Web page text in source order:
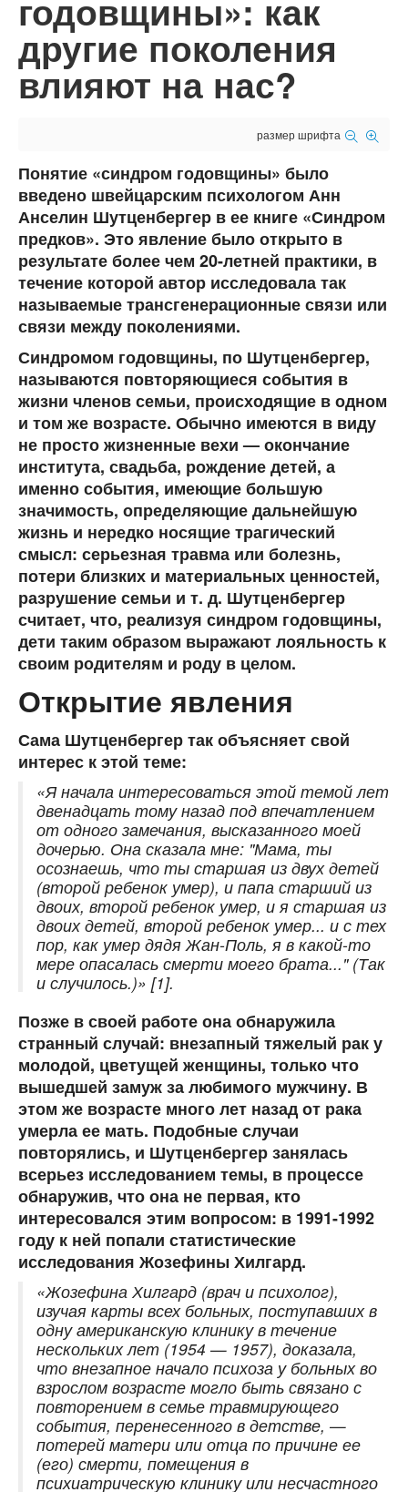
годовщины»: как
другие поколения
влияют на нас?
размер шрифта
Понятие «синдром годовщины» было
введено швейцарским психологом Анн
Анселин Шутценбергер в ее книге «Синдром
предков». Это явление было открыто в
результате более чем 20-летней практики, в
течение которой автор исследовала так
называемые трансгенерационные связи или
связи между поколениями.
Синдромом годовщины, по Шутценбергер,
называются повторяющиеся события в
жизни членов семьи, происходящие в одном
и том же возрасте. Обычно имеются в виду
не просто жизненные вехи — окончание
института, свадьба, рождение детей, а
именно события, имеющие большую
значимость, определяющие дальнейшую
жизнь и нередко носящие трагический
смысл: серьезная травма или болезнь,
потери близких и материальных ценностей,
разрушение семьи и т. д. Шутценбергер
считает, что, реализуя синдром годовщины,
дети таким образом выражают лояльность к
своим родителям и роду в целом.
Открытие явления
Сама Шутценбергер так объясняет свой
интерес к этой теме:
«Я начала интересоваться этой темой лет
двенадцать тому назад под впечатлением
от одного замечания, высказанного моей
дочерью. Она сказала мне: "Мама, ты
осознаешь, что ты старшая из двух детей
(второй ребенок умер), и папа старший из
двоих, второй ребенок умер, и я старшая из
двоих детей, второй ребенок умер... и с тех
пор, как умер дядя Жан-Поль, я в какой-то
мере опасалась смерти моего брата..." (Так
и случилось.)» [1].
Позже в своей работе она обнаружила
странный случай: внезапный тяжелый рак у
молодой, цветущей женщины, только что
вышедшей замуж за любимого мужчину. В
этом же возрасте много лет назад от рака
умерла ее мать. Подобные случаи
повторялись, и Шутценбергер занялась
всерьез исследованием темы, в процессе
обнаружив, что она не первая, кто
интересовался этим вопросом: в 1991-1992
году к ней попали статистические
исследования Жозефины Хилгард.
«Жозефина Хилгард (врач и психолог),
изучая карты всех больных, поступавших в
одну американскую клинику в течение
нескольких лет (1954 — 1957), доказала,
что внезапное начало психоза у больных во
взрослом возрасте могло быть связано с
повторением в семье травмирующего
события, перенесенного в детстве, —
потерей матери или отца по причине ее
(его) смерти, помещения в
психиатрическую клинику или несчастного